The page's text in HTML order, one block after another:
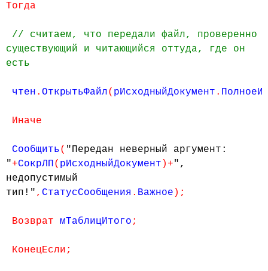
Тогда
// считаем, что передали файл, проверенно
существующий и читающийся оттуда, где он
есть
чтен . ОткрытьФайл( рИсходныйДокумент .
Иначе
Сообщить( "Передан неверный аргумент:
"+СокрЛП( рИсходныйДокумент )+",
недопустимый
тип!" , СтатусСообщения . Важное );
Возврат мТаблицИтого ;
КонецЕсли;